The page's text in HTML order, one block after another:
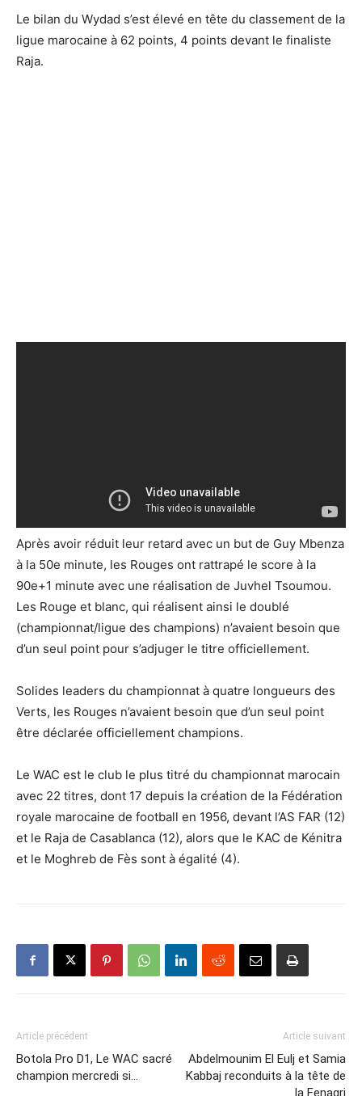
Le bilan du Wydad s’est élevé en tête du classement de la
ligue marocaine à 62 points, 4 points devant le finaliste
Raja.
Après avoir réduit leur retard avec un but de Guy Mbenza
à la 50e minute, les Rouges ont rattrapé le score à la
90e+1 minute avec une réalisation de Juvhel Tsoumou.
Les Rouge et blanc, qui réalisent ainsi le doublé
(championnat/ligue des champions) n’avaient besoin que
d’un seul point pour s’adjuger le titre officiellement.
Solides leaders du championnat à quatre longueurs des
Verts, les Rouges n’avaient besoin que d’un seul point
être déclarée officiellement champions.
Le WAC est le club le plus titré du championnat marocain
avec 22 titres, dont 17 depuis la création de la Fédération
royale marocaine de football en 1956, devant l’AS FAR (12)
et le Raja de Casablanca (12), alors que le KAC de Kénitra
et le Moghreb de Fès sont à égalité (4).
Article précédent
Botola Pro D1, Le WAC sacré
champion mercredi si…
Article suivant
Abdelmounim El Eulj et Samia
Kabbaj reconduits à la tête de